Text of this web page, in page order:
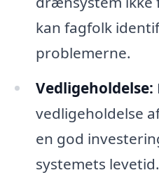
kan fagfolk
problemerne.
Vedligeholdelse:
vedligeholdelse
en god
systemets levetid.